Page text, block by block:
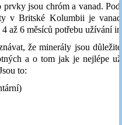
prvky jsou chróm a vanad.
v Britské Kolumbii je
až 6 měsíců potřebu užívání
že minerály jsou důležité,
a o tom jak je nejlépe
to: